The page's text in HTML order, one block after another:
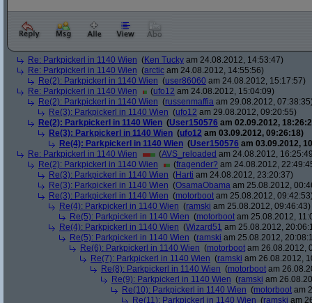
Re: Parkpickerl in 1140 Wien (Ken Tucky am 24.08.2012, 14:53:47)
Re: Parkpickerl in 1140 Wien (arctic am 24.08.2012, 14:55:56)
Re(2): Parkpickerl in 1140 Wien (user86060 am 24.08.2012, 15:17:57)
Re: Parkpickerl in 1140 Wien
(ufo12 am 24.08.2012, 15:04:09)
Re(2): Parkpickerl in 1140 Wien (russenmaffia am 29.08.2012,
Re(3): Parkpickerl in 1140 Wien (ufo12 am 29.08.2012, 09:20:55)
Re(2): Parkpickerl in 1140 Wien (User150576 am 02.09.2012,
Re(3): Parkpickerl in 1140 Wien (ufo12 am 03.09.2012, 09:26:18)
Re(4): Parkpickerl in 1140 Wien (User150576 am 03.09.2012,
Re: Parkpickerl in 1140 Wien
(AVS_reloaded am 24.08.2012,
Re(2): Parkpickerl in 1140 Wien
(fragender? am 24.08.2012,
Re(3): Parkpickerl in 1140 Wien (Harti am 24.08.2012, 23:20:37)
Re(3): Parkpickerl in 1140 Wien (OsamaObama am 25.08.2012,
Re(3): Parkpickerl in 1140 Wien (motorboot am 25.08.2012,
Re(4): Parkpickerl in 1140 Wien (ramski am 25.08.2012, 09:46:43)
Re(5): Parkpickerl in 1140 Wien (motorboot am 25.08.2012,
Re(4): Parkpickerl in 1140 Wien (Wizard51 am 25.08.2012,
Re(5): Parkpickerl in 1140 Wien (ramski am 25.08.2012,
Re(6): Parkpickerl in 1140 Wien (motorboot am 26.08.2012,
Re(7): Parkpickerl in 1140 Wien (ramski am 26.08.2012,
Re(8): Parkpickerl in 1140 Wien (motorboot am
Re(9): Parkpickerl in 1140 Wien (ramski am
Re(10): Parkpickerl in 1140 Wien (motorboot am
Re(11): Parkpickerl in 1140 Wien (ramski am